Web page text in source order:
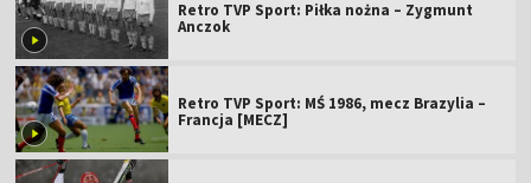
Retro TVP Sport: Piłka nożna – Zygmunt
Anczok
Retro TVP Sport: MŚ 1986, mecz Brazylia –
Francja [MECZ]